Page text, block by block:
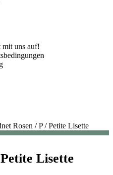
mit uns auf!
Rosen /P/Petite Lisette
Petite Lisette